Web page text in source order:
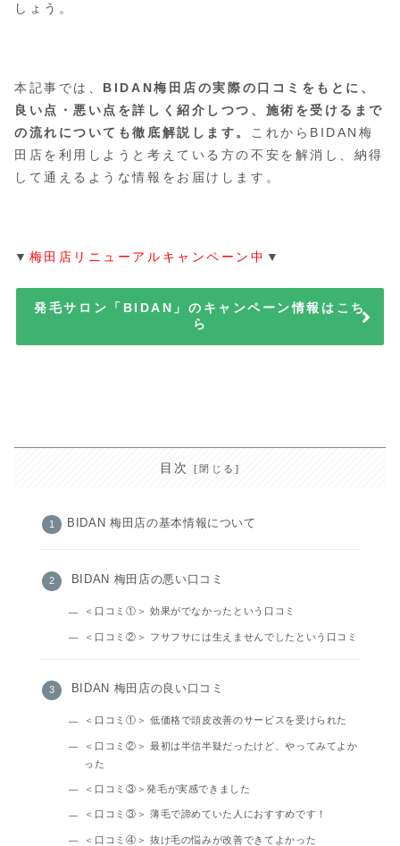
しょう。
本記事では、 BIDAN梅田店の実際の口コミをもとに、
良い点・悪い点を詳しく紹介しつつ、施術を受けるまで
の流れについても徹底解説します。 これからBIDAN梅
田店を利用しようと考えている方の不安を解消し、納得
して通えるような情報をお届けします。
▼ 梅田店リニューアルキャンペーン中 ▼
発毛サロン「BIDAN」のキャンペーン情報はこち
ら
目次
BIDAN 梅田店の基本情報について
BIDAN 梅田店の悪い口コミ
＜口コミ①＞ 効果がでなかったという口コミ
＜口コミ②＞ フサフサには生えませんでしたという口コミ
BIDAN 梅田店の良い口コミ
＜口コミ①＞ 低価格で頭皮改善のサービスを受けられた
＜口コミ②＞ 最初は半信半疑だったけど、やってみてよか
った
＜口コミ③＞発毛が実感できました
＜口コミ③＞ 薄毛で諦めていた人におすすめです！
＜口コミ④＞ 抜け毛の悩みが改善できてよかった